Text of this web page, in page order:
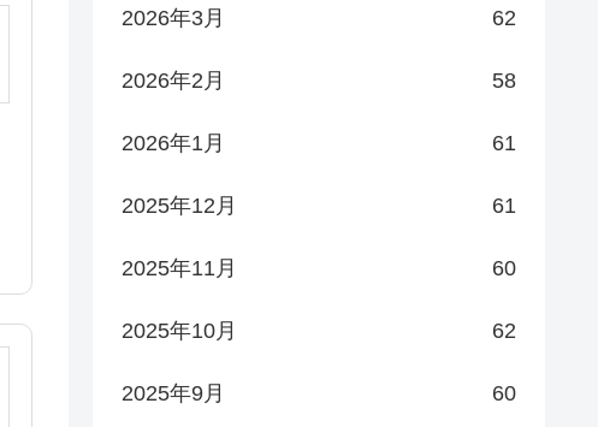
2026年3月 62
2026年2月 58
2026年1月 61
2025年12月 61
2025年11月 60
2025年10月 62
2025年9月 60